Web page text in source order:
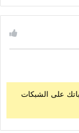
على الشبكات